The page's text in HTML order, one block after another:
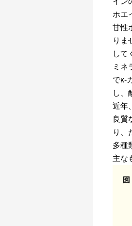
ホエ
甘性
りま
して
ミネ
でκ-
し、
近年
良質
り、
多種
主な